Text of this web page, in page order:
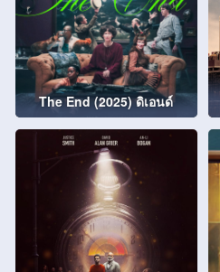
The End (2025) ดิเอนด์